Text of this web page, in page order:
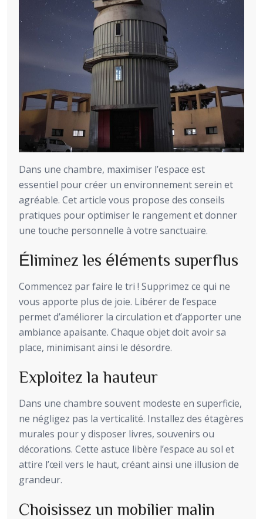
Dans une chambre, maximiser l’espace est
essentiel pour créer un environnement serein et
agréable. Cet article vous propose des conseils
pratiques pour optimiser le rangement et donner
une touche personnelle à votre sanctuaire.
Éliminez les éléments superflus
Commencez par faire le tri ! Supprimez ce qui ne
vous apporte plus de joie. Libérer de l’espace
permet d’améliorer la circulation et d’apporter une
ambiance apaisante. Chaque objet doit avoir sa
place, minimisant ainsi le désordre.
Exploitez la hauteur
Dans une chambre souvent modeste en superficie,
ne négligez pas la verticalité. Installez des étagères
murales pour y disposer livres, souvenirs ou
décorations. Cette astuce libère l’espace au sol et
attire l’œil vers le haut, créant ainsi une illusion de
grandeur.
Choisissez un mobilier malin